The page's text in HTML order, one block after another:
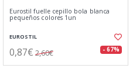
Eurostil fuelle cepillo bola blanca
pequeños colores 1un
EUROSTIL
0,87€ 2,60€ - 67%